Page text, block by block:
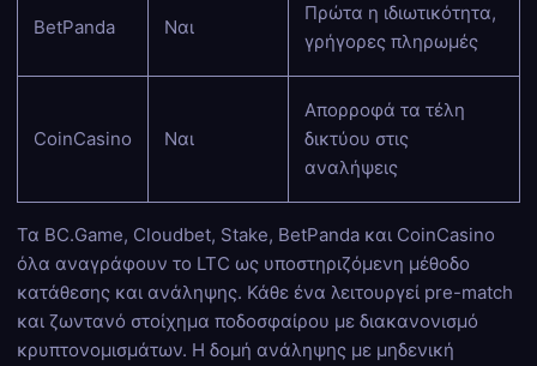
BetPanda Ναι
Πρώτα η ιδιωτικότητα,
γρήγορες πληρωμές
CoinCasino Ναι
Απορροφά τα τέλη
δικτύου στις
αναλήψεις
Τα BC.Game, Cloudbet, Stake, BetPanda και CoinCasino
όλα αναγράφουν το LTC ως υποστηριζόμενη μέθοδο
κατάθεσης και ανάληψης. Κάθε ένα λειτουργεί pre-match
και ζωντανό στοίχημα ποδοσφαίρου με διακανονισμό
κρυπτονομισμάτων. Η δομή ανάληψης με μηδενική